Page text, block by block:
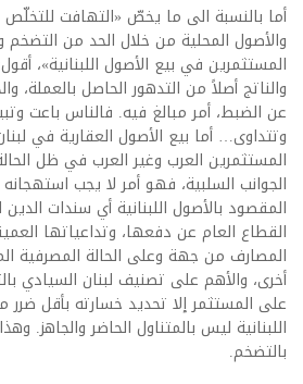
أما بالنسبة الى ما يخصّ «التهافت
والأصول المحلية من خلال الحد من
المستثمرين في بيع الأصول اللبنانية»،
والناتج أصلاً من التدهور الحاصل بالعملة،
عن الضبط، أمر مبالغ فيه. فالناس باعت
وتتداوى… أما بيع الأصول العقارية في
المستثمرين العرب وغير العرب في ظل
الجوانب السلبية، فهو أمر لا يجب
المقصود بالأصول اللبنانية أي سندات
القطاع العام عن دفعها، وتداعياتها
المصارف من جهة وعلى الحالة المصرفية
أخرى، والأهم على تصنيف لبنان السيادي
على المستثمر إلا تحديد خسارته بأقل ضرر
اللبنانية ليس بالمتناول الحاضر والجاهز.
بالتضخم.